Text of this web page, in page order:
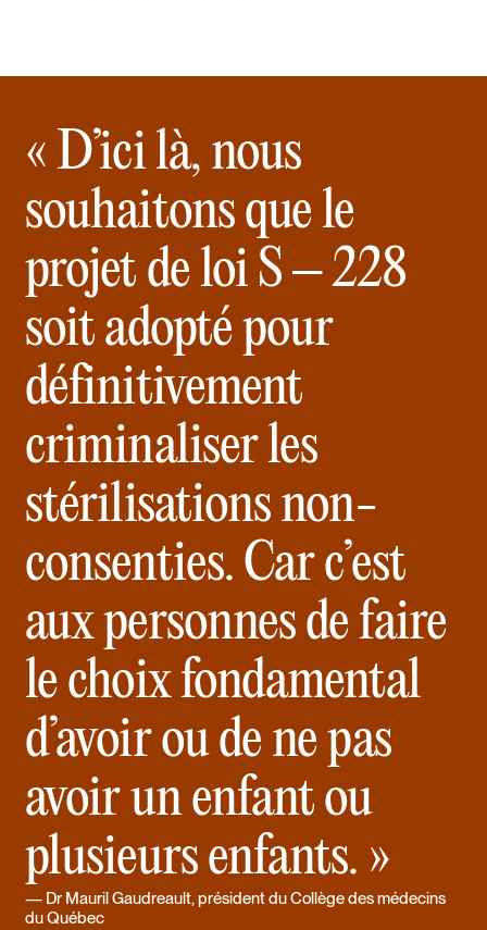
« D’ici là, nous
souhaitons que le
projet de loi S – 228
soit adopté pour
définitivement
criminaliser les
stérilisations non-
consenties. Car c’est
aux personnes de faire
le choix fondamental
d’avoir ou de ne pas
avoir un enfant ou
plusieurs enfants. »
Dr Mauril Gaudreault, président du Collège des médecins
du Québec